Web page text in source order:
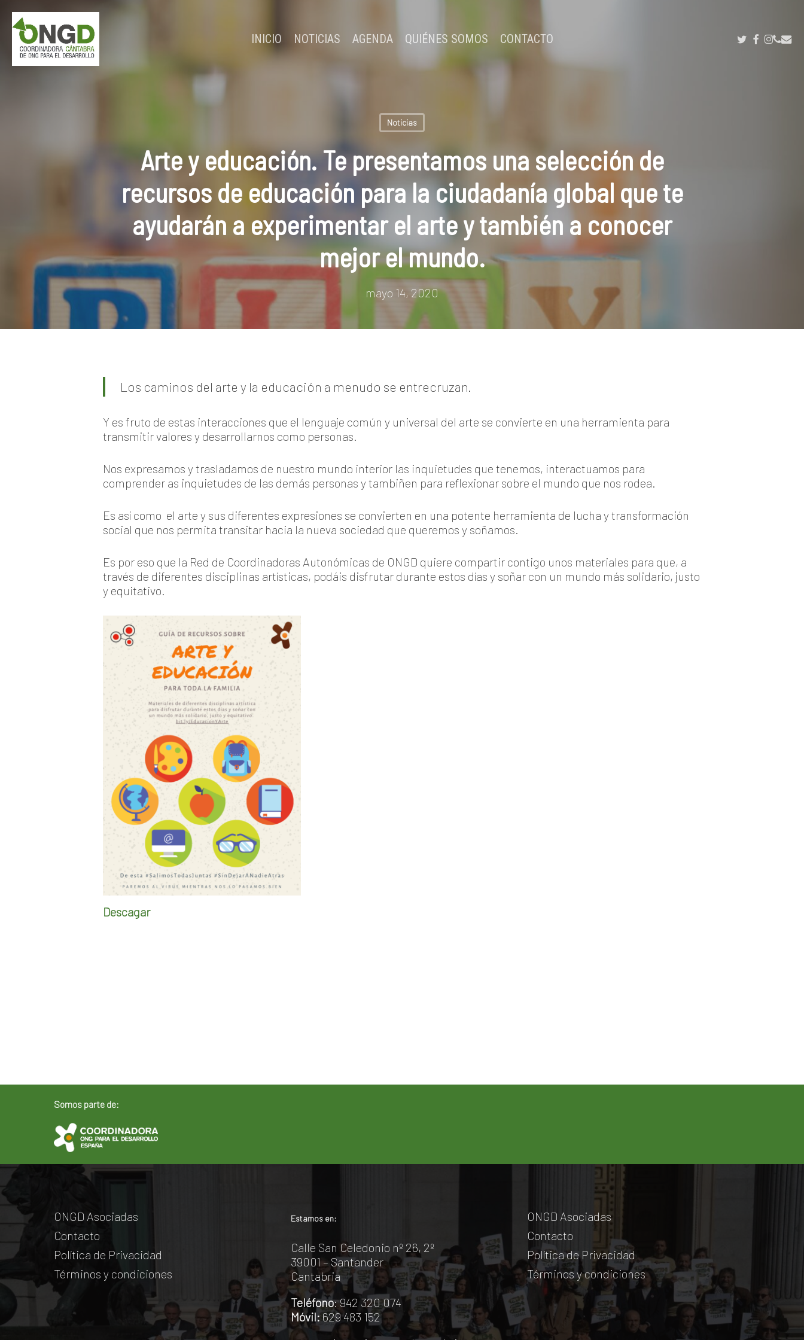
main
content
INICIO NOTICIAS AGENDA QUIÉNES SOMOS CONTACTO TWITTER
FACEBOOK
Noticias
Arte y educación. Te presentamos una selección de
recursos de educación para la ciudadanía global que te
ayudarán a experimentar el arte y también a conocer
mejor el mundo.
mayo 14, 2020
Los caminos del arte y la educación a menudo se entrecruzan.
Y es fruto de estas interacciones que el lenguaje común y universal del arte se convierte en una herramienta para
transmitir valores y desarrollarnos como personas.
Nos expresamos y trasladamos de nuestro mundo interior las inquietudes que tenemos, interactuamos para
comprender as inquietudes de las demás personas y tambiñen para reflexionar sobre el mundo que nos rodea.
Es así como el arte y sus diferentes expresiones se convierten en una potente herramienta de lucha y transformación
social que nos permita transitar hacia la nueva sociedad que queremos y soñamos.
Es por eso que la Red de Coordinadoras Autonómicas de ONGD quiere compartir contigo unos materiales para que, a
través de diferentes disciplinas artísticas, podáis disfrutar durante estos días y soñar con un mundo más solidario, justo
y equitativo.
Descagar
Somos parte de:
ONGD Asociadas
Contacto
Política de Privacidad
Términos y condiciones
Estamos en:
Calle San Celedonio nº 26, 2º
39001 – Santander
Cantabria
Teléfono: 942 320 074
Móvil:629 483 152
ONGD Asociadas
Contacto
Política de Privacidad
Términos y condiciones